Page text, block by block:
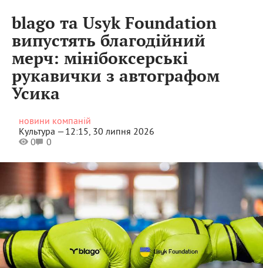
blago та Usyk Foundation
випустять благодійний
мерч: мінібоксерські
рукавички з автографом
Усика
новини компаній
Культура —12:15, 30 липня 2026
0
0